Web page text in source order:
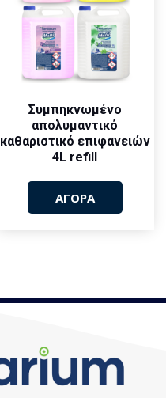
Συμπηκνωμένο
απολυμαντικό
καθαριστικό επιφανειών
4L refill
ΑΓΟΡΑ